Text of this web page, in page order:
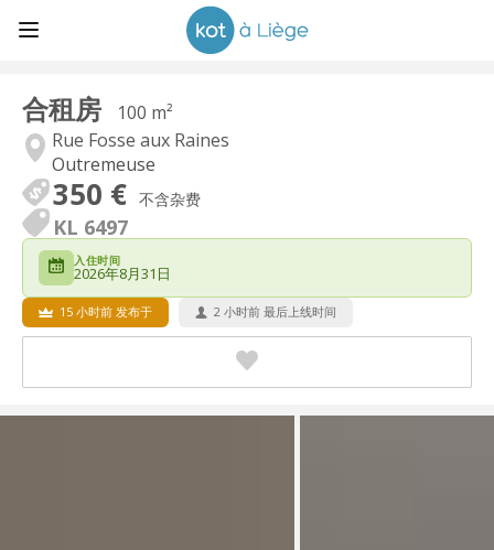
合租房
100 m²
Rue Fosse aux Raines
Outremeuse
350 € 不含杂费
KL 6497
入住时间
2026年8月31日
15 小时前 发布于 2 小时前 最后上线时间